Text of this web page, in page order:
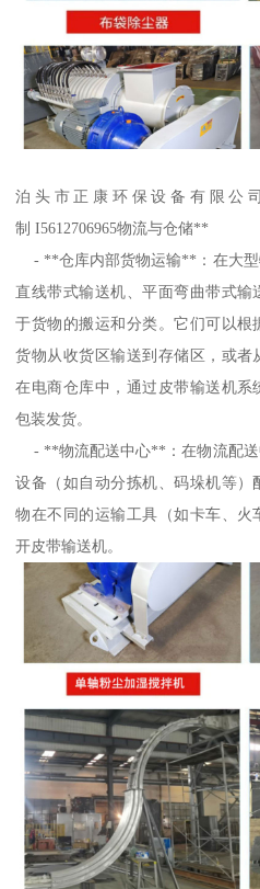
泊头市正康环保设备有限公
制 I5612706965物流与仓储**
- **仓库内部货物运输**：在大型
直线带式输送机、平面弯曲带式
于货物的搬运和分类。它们可以
货物从收货区输送到存储区，或者
在电商仓库中，通过皮带输送机
包装发货。
- **物流配送中心**：在物流配送
设备（如自动分拣机、码垛机等
物在不同的运输工具（如卡车、
开皮带输送机。